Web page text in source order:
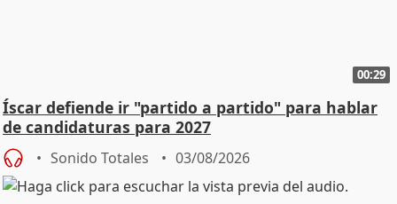
00:29
Íscar defiende ir "partido a partido" para hablar
de candidaturas para 2027
Sonido Totales 03/08/2026